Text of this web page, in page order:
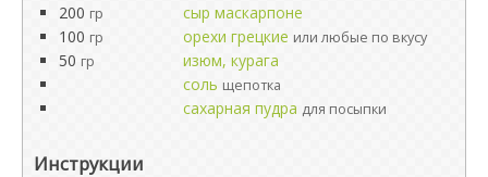
200 гр
сыр маскарпоне
100 гр орехи грецкие или любые по вкусу
50 гр
изюм, курага
соль щепотка
сахарная пудра для посыпки
Инструкции